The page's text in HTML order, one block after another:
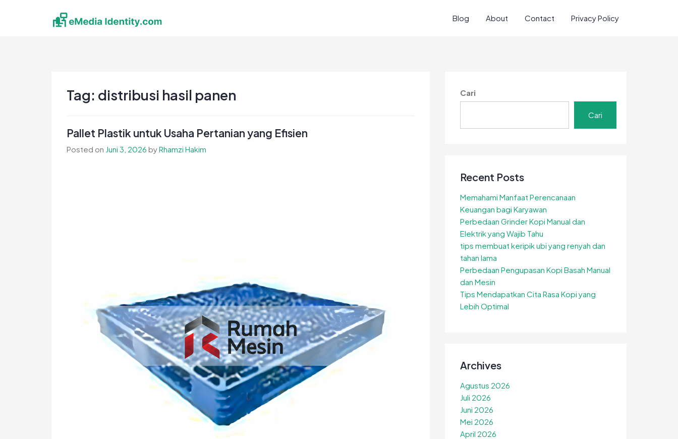
Blog About Contact Privacy Policy
Tag: distribusi hasil panen
Pallet Plastik untuk Usaha Pertanian yang Efisien
Posted on Juni 3, 2026 byRhamzi Hakim
Cari
Cari
Recent Posts
Memahami Manfaat Perencanaan
Keuangan bagi Karyawan
Perbedaan Grinder Kopi Manual dan
Elektrik yang Wajib Tahu
tips membuat keripik ubi yang renyah dan
tahan lama
Perbedaan Pengupasan Kopi Basah Manual
dan Mesin
Tips Mendapatkan Cita Rasa Kopi yang
Lebih Optimal
Archives
Agustus 2026
Juli 2026
Juni 2026
Mei 2026
April 2026